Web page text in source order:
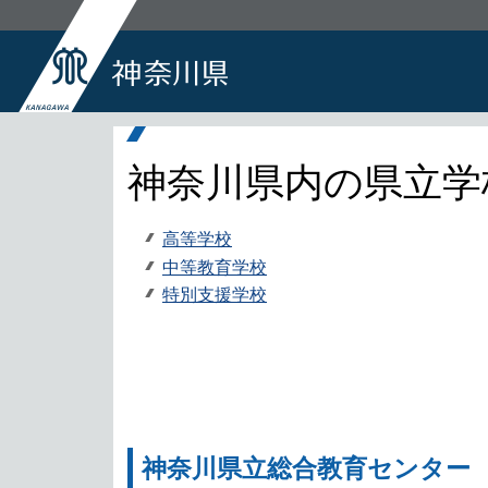
神奈川県内の県立
高等学校
中等教育学校
特別支援学校
神奈川県立総合教育センター